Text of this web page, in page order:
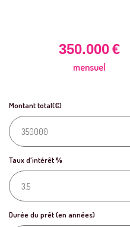
350.000 €
mensuel
Montant total(€)
Taux d'intérêt %
Durée du prêt (en années)